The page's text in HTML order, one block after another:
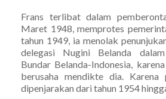
Frans terlibat dalam
Maret 1948, memprotes
tahun 1949, ia menolak
delegasi Nugini Belanda
Bundar Belanda-Indonesia,
berusaha mendikte dia. Karena
dipenjarakan dari tahun 1954